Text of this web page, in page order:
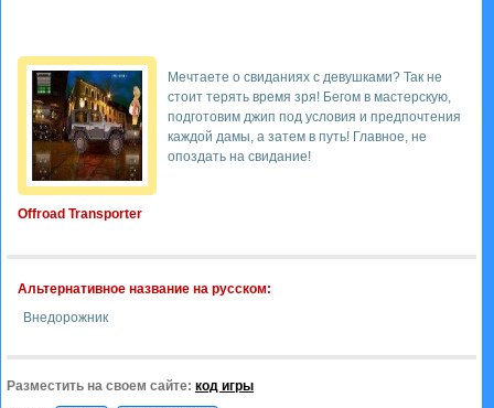
Offroad Transporter
Мечтаете о свиданиях с девушками? Так не
стоит терять время зря! Бегом в мастерскую,
подготовим джип под условия и предпочтения
каждой дамы, а затем в путь! Главное, не
опоздать на свидание!
Альтернативное название на русском:
Внедорожник
Разместить на своем сайте: код игры